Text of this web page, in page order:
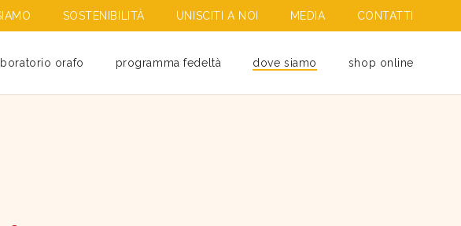
SOSTENIBILITÀ UNISCITI A NOI MEDIA CONTATTI
orafo programma fedeltà dove siamo shop online